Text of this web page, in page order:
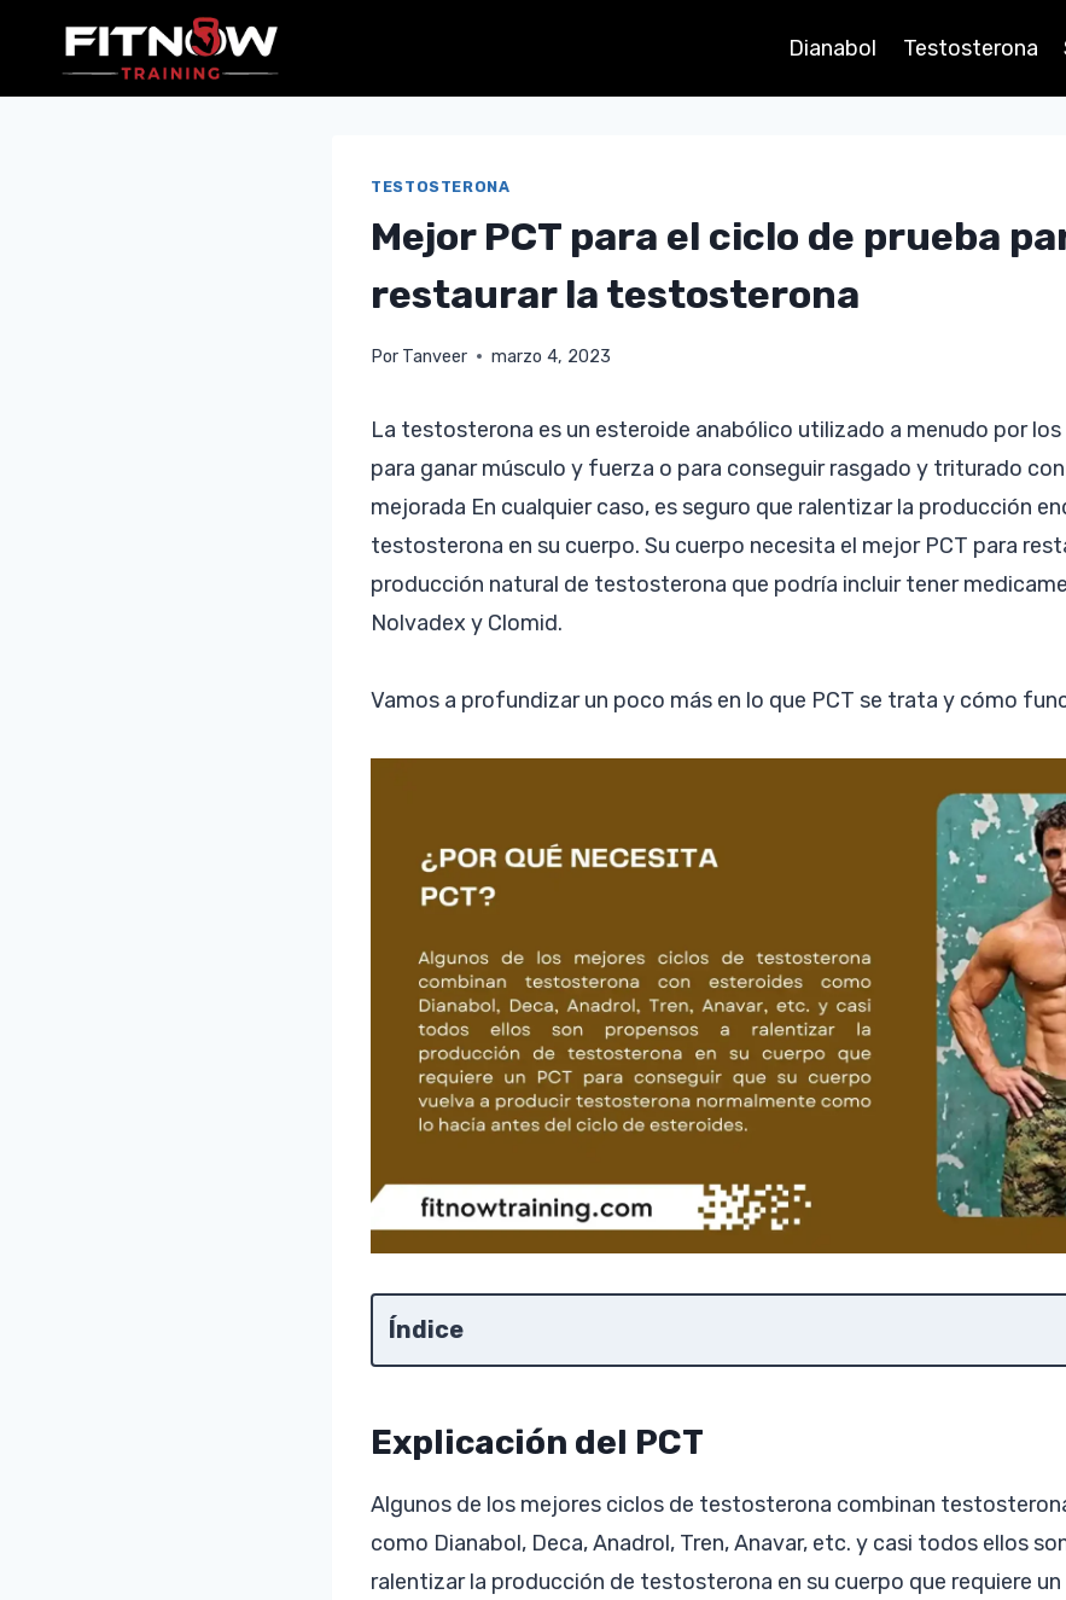
contenido
Dianabol Testosterona
TESTOSTERONA
Mejor PCT para el ciclo de prueba
restaurar la testosterona
Por Tanveer marzo 4, 2023
La testosterona es un esteroide anabólico utilizado a menudo por
para ganar músculo y fuerza o para conseguir rasgado y triturado
mejorada En cualquier caso, es seguro que ralentizar la producción
testosterona en su cuerpo. Su cuerpo necesita el mejor PCT para
producción natural de testosterona que podría incluir tener
Nolvadex y Clomid.
Vamos a profundizar un poco más en lo que PCT se trata y cómo
Índice
Explicación del PCT
Algunos de los mejores ciclos de testosterona combinan
como Dianabol, Deca, Anadrol, Tren, Anavar, etc. y casi todos ellos
ralentizar la producción de testosterona en su cuerpo que requiere un